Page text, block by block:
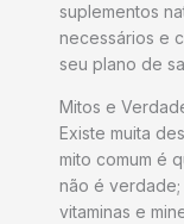
suplementos
necessários e
seu plano de
Mitos e
Existe muita
mito comum é
não é
vitaminas e